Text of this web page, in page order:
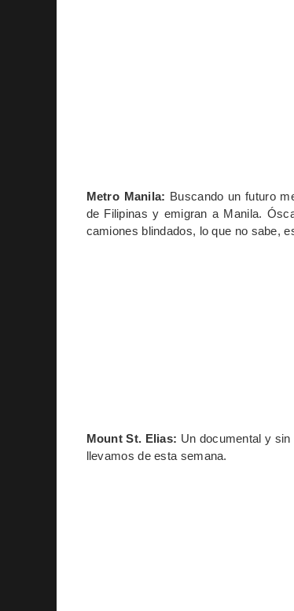
Metro Manila: Buscando un futuro
de Filipinas y emigran a Manila.
camiones blindados, lo que no sabe,
Mount St. Elias: Un documental y
llevamos de esta semana.